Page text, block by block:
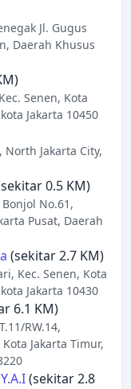
Jl. Gugus
Daerah Khusus
Senen, Kota
Jakarta 10450
Jakarta City,
0.5 KM)
No.61,
Pusat, Daerah
(sekitar 2.7 KM)
Kec. Senen, Kota
Jakarta 10430
6.1 KM)
RW.14,
Jakarta Timur,
(sekitar 2.8